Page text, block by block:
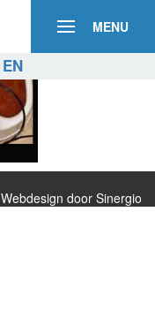
MENU
EN
Webdesign door Sinergio